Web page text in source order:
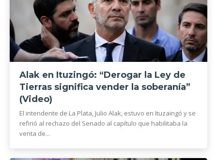
Alak en Ituzingó: “Derogar la Ley de
Tierras significa vender la soberanía”
(Video)
El intendente de La Plata, Julio Alak, estuvo en Ituzaingó y se
refirió al rechazo del Senado al capítulo que habilitaba la
venta de...